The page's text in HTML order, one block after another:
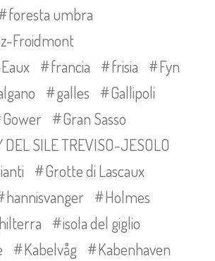
foresta umbra
Froidmont
francia frisia
Fyn
galles
Gallipoli
Gower
Gran Sasso
DEL SILE TREVISO-JESOLO
Grotte di Lascaux
hannisvanger
Holmes
isola del giglio
Kabelvåg
Kabenhaven